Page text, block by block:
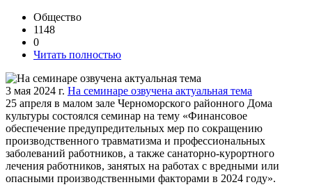
Общество
1148
0
Читать полностью
3 мая 2024 г. На семинаре озвучена актуальная тема
25 апреля в малом зале Черноморского районного Дома
культуры состоялся семинар на тему «Финансовое
обеспечение предупредительных мер по сокращению
производственного травматизма и профессиональных
заболеваний работников, а также санаторно-курортного
лечения работников, занятых на работах с вредными или
опасными производственными факторами в 2024 году».